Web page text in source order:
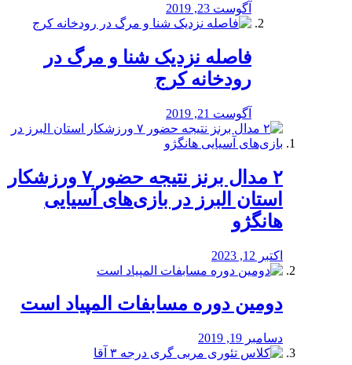
آگوست 23, 2019
️فاصله نزدیک شنا و مرگ در
رودخانه کرج
آگوست 21, 2019
۲ مدال برنز نتیجه حضور ۷ ورزشکار
استان البرز در بازی‌های آسیایی
هانگژو
اکتبر 12, 2023
دومین دوره مسابفات المپیاد است
دسامبر 19, 2019